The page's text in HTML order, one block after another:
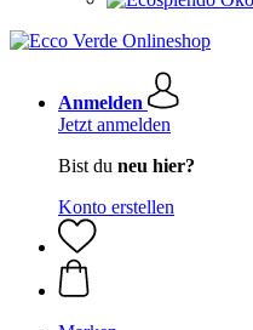
Anmelden
Jetzt anmelden
Bist du neu hier?
Konto erstellen